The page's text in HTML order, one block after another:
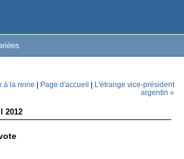
à la reine | Page d'accueil | L'étrange vice-président
argentin »
2012